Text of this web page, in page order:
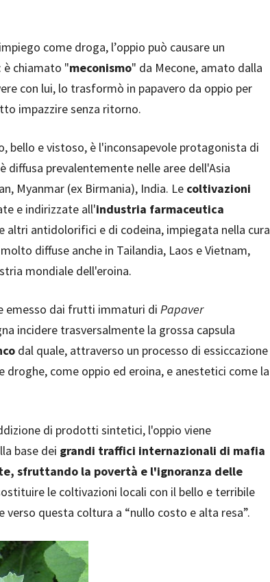
come droga, l’oppio può causare un
: è chiamato "meconismo" da Mecone, amato dalla
con lui, lo trasformò in papavero da oppio per
impazzire senza ritorno.
bello e vistoso, è l'inconsapevole protagonista di
è diffusa prevalentemente nelle aree dell'Asia
Myanmar (ex Birmania), India. Le coltivazioni
e indirizzate all'industria farmaceutica
altri antidolorifici e di codeina, impiegata nella cura
diffuse anche in Tailandia, Laos e Vietnam,
mondiale dell'eroina.
emesso dai frutti immaturi di Papaver
incidere trasversalmente la grossa capsula
dal quale, attraverso un processo di essiccazione
droghe, come oppio ed eroina, e anestetici come la
di prodotti sintetici, l'oppio viene
base dei grandi traffici internazionali di mafia
sfruttando la povertà e l'ignoranza delle
le coltivazioni locali con il bello e terribile
verso questa coltura a “nullo costo e alta resa”.